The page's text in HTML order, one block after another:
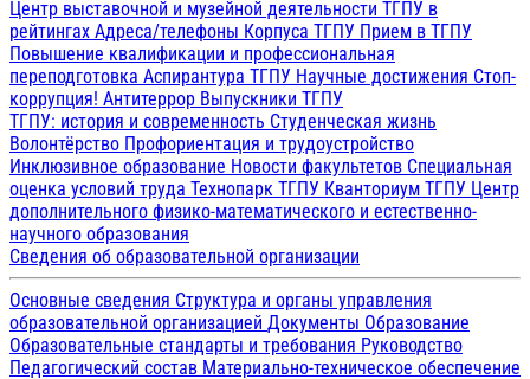
Центр выставочной и музейной деятельности ТГПУ в
рейтингах Адреса/телефоны Корпуса ТГПУ Прием в ТГПУ
Повышение квалификации и профессиональная
переподготовка Аспирантура ТГПУ Научные достижения Стоп-
коррупция! Антитеррор Выпускники ТГПУ
ТГПУ: история и современность Студенческая жизнь
Волонтёрство Профориентация и трудоустройство
Инклюзивное образование Новости факультетов Специальная
оценка условий труда Технопарк ТГПУ Кванториум ТГПУ Центр
дополнительного физико-математического и естественно-
научного образования
Сведения об образовательной организации
Основные сведения Структура и органы управления
образовательной организацией Документы Образование
Образовательные стандарты и требования Руководство
Педагогический состав Материально-техническое обеспечение